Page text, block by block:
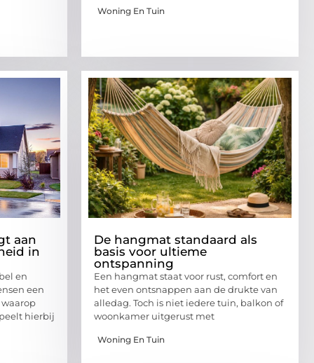
Woning En Tuin
aan
in
en
een
hierbij
De hangmat standaard als
basis voor ultieme
ontspanning
Een hangmat staat voor rust, comfort en
het even ontsnappen aan de drukte van
alledag. Toch is niet iedere tuin, balkon of
woonkamer uitgerust met
Woning En Tuin